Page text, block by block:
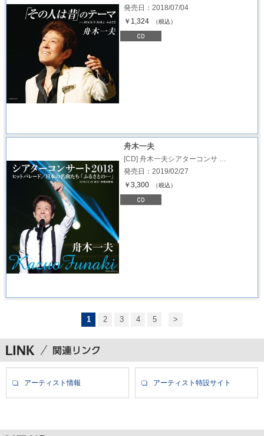
発売日：2018/07/04
￥1,324
（税込）
舟木一夫
[CD] 舟木一夫シアターコンサ …
発売日：2019/02/27
￥3,300
（税込）
1 2 3 4 5 >
アーティスト情報 アーティスト特設サイト